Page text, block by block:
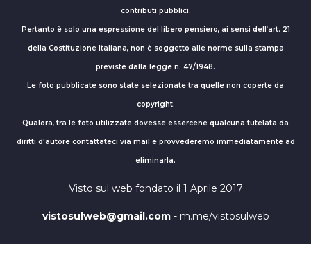
contributi pubblici.
Pertanto è solo una espressione del libero pensiero, ai sensi dell’art. 21
della Costituzione Italiana, non è soggetto alle norme sulla stampa
previste dalla legge n. 47/1948.
Le foto pubblicate sono state selezionate tra quelle non coperte da
copyright.
Qualora, tra le foto utilizzate dovesse essercene qualcuna tutelata da
diritti d'autore contattateci via mail e provvederemo immediatamente ad
eliminarla.
Visto sul web fondato il 1 Aprile 2017
vistosulweb@gmail.com- m.me/vistosulweb